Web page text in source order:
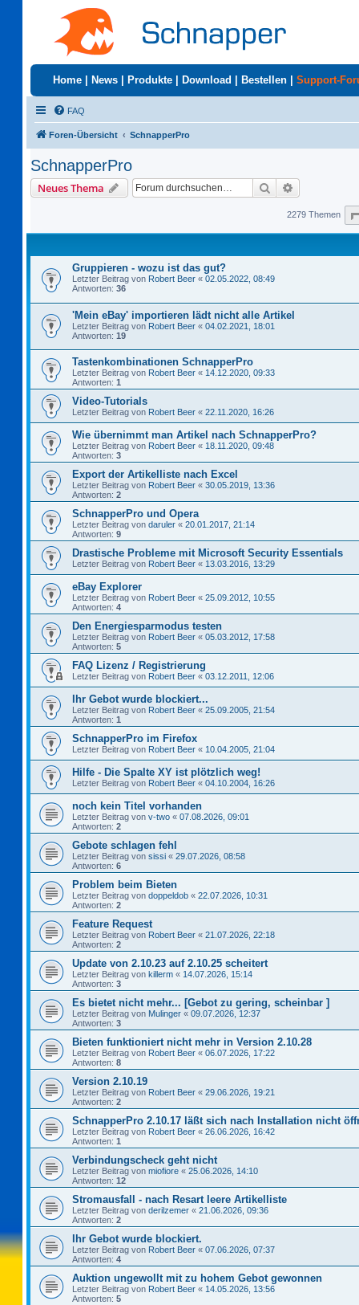
Home News Produkte Download Bestellen Support-
FAQ
Foren-Übersicht SchnapperPro
SchnapperPro
Neues Thema Suche
2279 Themen
Gruppieren - wozu ist das gut?
Letzter Beitrag von Robert Beer « 02.05.2022, 08:49
Antworten: 36
'Mein eBay' importieren lädt nicht alle Artikel
Letzter Beitrag von Robert Beer « 04.02.2021, 18:01
Antworten: 19
Tastenkombinationen SchnapperPro
Letzter Beitrag von Robert Beer « 14.12.2020, 09:33
Antworten: 1
Video-Tutorials
Letzter Beitrag von Robert Beer « 22.11.2020, 16:26
Wie übernimmt man Artikel nach SchnapperPro?
Letzter Beitrag von Robert Beer « 18.11.2020, 09:48
Antworten: 3
Export der Artikelliste nach Excel
Letzter Beitrag von Robert Beer « 30.05.2019, 13:36
Antworten: 2
SchnapperPro und Opera
Letzter Beitrag von daruler « 20.01.2017, 21:14
Antworten: 9
Drastische Probleme mit Microsoft Security Essentials
Letzter Beitrag von Robert Beer « 13.03.2016, 13:29
eBay Explorer
Letzter Beitrag von Robert Beer « 25.09.2012, 10:55
Antworten: 4
Den Energiesparmodus testen
Letzter Beitrag von Robert Beer « 05.03.2012, 17:58
Antworten: 5
FAQ Lizenz / Registrierung
Letzter Beitrag von Robert Beer « 03.12.2011, 12:06
Ihr Gebot wurde blockiert...
Letzter Beitrag von Robert Beer « 25.09.2005, 21:54
Antworten: 1
SchnapperPro im Firefox
Letzter Beitrag von Robert Beer « 10.04.2005, 21:04
Hilfe - Die Spalte XY ist plötzlich weg!
Letzter Beitrag von Robert Beer « 04.10.2004, 16:26
noch kein Titel vorhanden
Letzter Beitrag von v-two « 07.08.2026, 09:01
Antworten: 2
Gebote schlagen fehl
Letzter Beitrag von sissi « 29.07.2026, 08:58
Antworten: 6
Problem beim Bieten
Letzter Beitrag von doppeldob « 22.07.2026, 10:31
Antworten: 2
Feature Request
Letzter Beitrag von Robert Beer « 21.07.2026, 22:18
Antworten: 2
Update von 2.10.23 auf 2.10.25 scheitert
Letzter Beitrag von killerm « 14.07.2026, 15:14
Antworten: 3
Es bietet nicht mehr... [Gebot zu gering, scheinbar ]
Letzter Beitrag von Mulinger « 09.07.2026, 12:37
Antworten: 3
Bieten funktioniert nicht mehr in Version 2.10.28
Letzter Beitrag von Robert Beer « 06.07.2026, 17:22
Antworten: 8
Version 2.10.19
Letzter Beitrag von Robert Beer « 29.06.2026, 19:21
Antworten: 2
SchnapperPro 2.10.17 läßt sich nach Installation nicht
Letzter Beitrag von Robert Beer « 26.06.2026, 16:42
Antworten: 1
Verbindungscheck geht nicht
Letzter Beitrag von miofiore « 25.06.2026, 14:10
Antworten: 12
Stromausfall - nach Resart leere Artikelliste
Letzter Beitrag von derilzemer « 21.06.2026, 09:36
Antworten: 2
Ihr Gebot wurde blockiert.
Letzter Beitrag von Robert Beer « 07.06.2026, 07:37
Antworten: 4
Auktion ungewollt mit zu hohem Gebot gewonnen
Letzter Beitrag von Robert Beer « 14.05.2026, 13:56
Antworten: 5